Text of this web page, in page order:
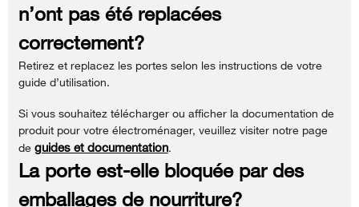
n’ont pas été replacées
correctement?
Retirez et replacez les portes selon les instructions de votre
guide d’utilisation.
Si vous souhaitez télécharger ou afficher la documentation de
produit pour votre électroménager, veuillez visiter notre page
de guides et documentation.
La porte est-elle bloquée par des
emballages de nourriture?